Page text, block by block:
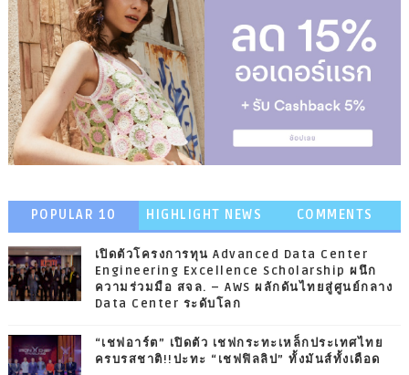
POPULAR 10 HIGHLIGHT NEWS COMMENTS
เปิดตัวโครงการทุน Advanced Data Center
Engineering Excellence Scholarship ผนึก
ความร่วมมือ สจล. – AWS ผลักดันไทยสู่ศูนย์กลาง
Data Center ระดับโลก
“เชฟอาร์ต” เปิดตัว เชฟกระทะเหล็กประเทศไทย
ครบรสชาติ!!ปะทะ “เชฟฟิลลิป” ทั้งมันส์ทั้งเดือด